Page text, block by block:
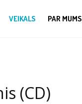
VEIKALS PAR MUMS
(CD)